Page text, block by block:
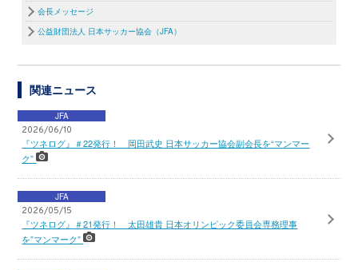
会長メッセージ
公益財団法人 日本サッカー協会（JFA）
関連ニュース
JFA
2026/06/10
『ツネログ』＃22発行！ 岡田武史 日本サッカー協会副会長を“マンマー
ク”
JFA
2026/05/15
『ツネログ』＃21発行！ 太田雄貴 日本オリンピック委員会専務理事
を”マンマーク”